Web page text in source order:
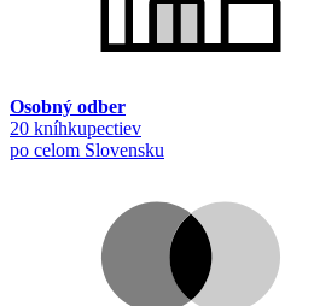
Osobný odber
20 kníhkupectiev
po celom Slovensku